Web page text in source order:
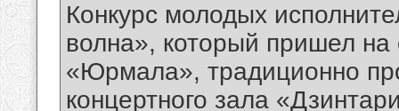
Конкурс молодых
волна», который пришел
«Юрмала», традиционно
концертного зала